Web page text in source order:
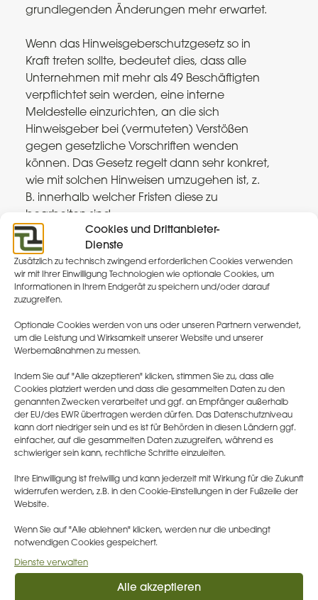
Cookies und Drittanbieter-
Dienste
Zusätzlich zu technisch zwingend erforderlichen Cookies verwenden
wir mit Ihrer Einwilligung Technologien wie optionale Cookies, um
Informationen in Ihrem Endgerät zu speichern und/oder darauf
zuzugreifen.
Optionale Cookies werden von uns oder unseren Partnern verwendet,
um die Leistung und Wirksamkeit unserer Website und unserer
Werbemaßnahmen zu messen.
Indem Sie auf "Alle akzeptieren" klicken, stimmen Sie zu, dass alle
Cookies platziert werden und dass die gesammelten Daten zu den
genannten Zwecken verarbeitet und ggf. an Empfänger außerhalb
der EU/des EWR übertragen werden dürfen. Das Datenschutzniveau
kann dort niedriger sein und es ist für Behörden in diesen Ländern ggf.
einfacher, auf die gesammelten Daten zuzugreifen, während es
schwieriger sein kann, rechtliche Schritte einzuleiten.
Ihre Einwilligung ist freiwillig und kann jederzeit mit Wirkung für die Zukunft
widerrufen werden, z.B. in den Cookie-Einstellungen in der Fußzeile der
Website.
Wenn Sie auf "Alle ablehnen" klicken, werden nur die unbedingt
notwendigen Cookies gespeichert.
Dienste verwalten
Alle akzeptieren
grundlegenden Änderungen mehr erwartet.
Wenn das Hinweisgeberschutzgesetz so in
Kraft treten sollte, bedeutet dies, dass alle
Unternehmen mit mehr als 49 Beschäftigten
verpflichtet sein werden, eine interne
Meldestelle einzurichten, an die sich
Hinweisgeber bei (vermuteten) Verstößen
gegen gesetzliche Vorschriften wenden
können. Das Gesetz regelt dann sehr konkret,
wie mit solchen Hinweisen umzugehen ist, z.
B. innerhalb welcher Fristen diese zu
bearbeiten sind.
Umzusetzen sind die dort gemachten
Vorgaben innerhalb von drei Monaten nach
der Verkündung im Bundesgesetzblatt (also
nachdem der Bundesrat zugestimmt hat und
kleinere Unternehmen mit bis zu 250
Beschäftigten gilt in jedem Fall eine
Dezember 2023.
Der vom Bundestag beschlossene Entwurf
bestimmt, im Gegensatz zum vorherigen
Regierungsentwurf, dass die betroffenen
zwingend bearbeiten müssen.
Die Umsetzung des Gesetzes im
Sie beginnt damit, eine interne Meldestelle
Schritt Prozesse und technische Lösungen
gestaltet und mit Leben gefüllt werden,